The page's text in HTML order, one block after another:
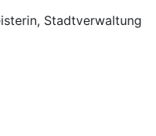
Stadtverwaltung